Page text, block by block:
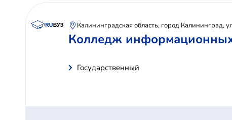
Калининградская область, город Калининград,
Колледж информационных
Государственный